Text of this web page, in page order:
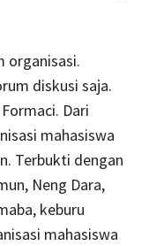
organisasi.
diskusi saja.
Dari
mahasiswa
Terbukti dengan
Neng Dara,
keburu
mahasiswa